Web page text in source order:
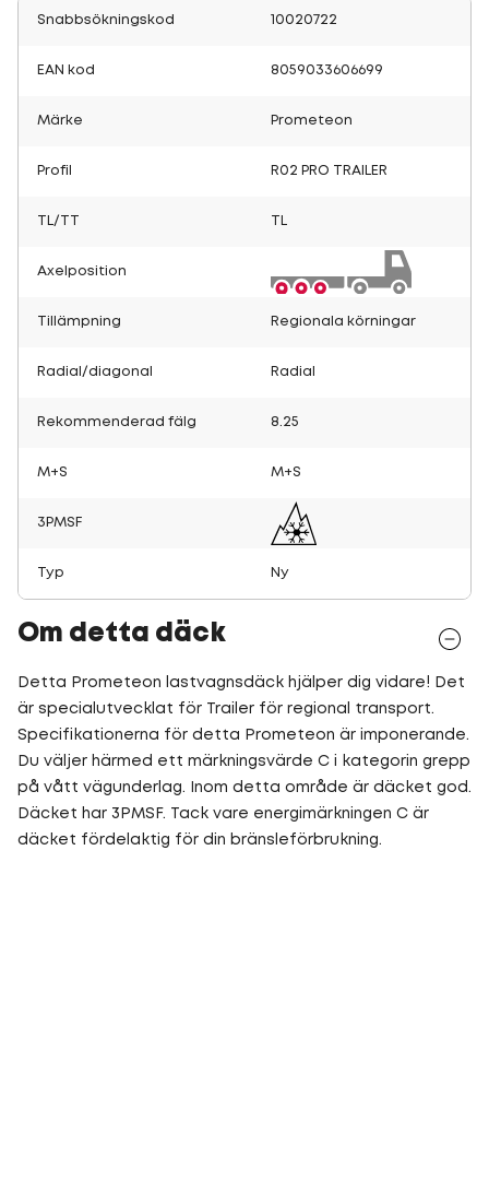
Snabbsökningskod 10020722
EAN kod 8059033606699
Märke Prometeon
Profil R02 PRO TRAILER
TL/TT
Axelposition
Tillämpning Regionala körningar
Radial/diagonal Radial
Rekommenderad fälg 8.25
M+S M+S
3PMSF
Typ Ny
Om detta däck
Detta Prometeon lastvagnsdäck hjälper dig vidare! Det
är specialutvecklat för Trailer för regional transport.
Specifikationerna för detta Prometeon är imponerande.
Du väljer härmed ett märkningsvärde C i kategorin grepp
på vått vägunderlag. Inom detta område är däcket god.
Däcket har 3PMSF. Tack vare energimärkningen C är
däcket fördelaktig för din bränsleförbrukning.